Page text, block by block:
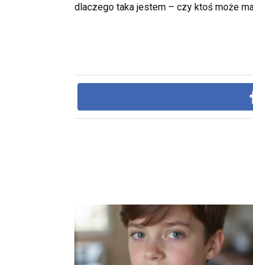
dlaczego taka jestem – czy ktoś może